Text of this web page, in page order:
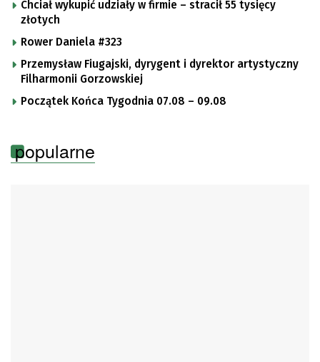
Chciał wykupić udziały w firmie – stracił 55 tysięcy
złotych
Rower Daniela #323
Przemysław Fiugajski, dyrygent i dyrektor artystyczny
Filharmonii Gorzowskiej
Początek Końca Tygodnia 07.08 – 09.08
popularne